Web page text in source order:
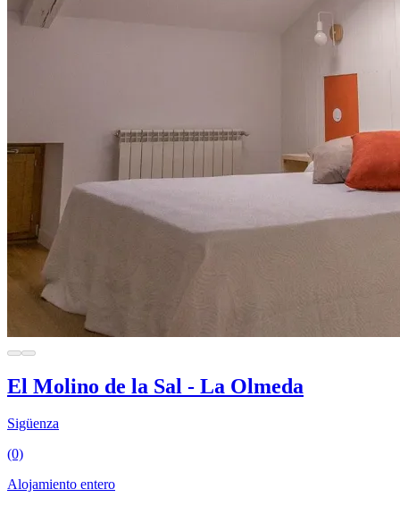
El Molino de la Sal - La Olmeda
Sigüenza
(0)
Alojamiento entero